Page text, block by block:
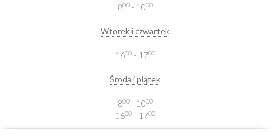
800- 1000
Wtorek i czwartek
1600- 1700
Środa i piątek
800- 1000
1600- 1700